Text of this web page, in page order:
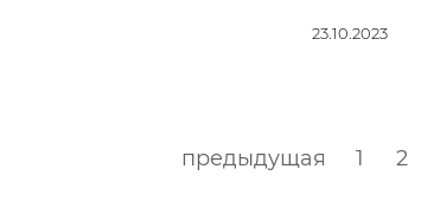
23.10.2023
предыдущая 1 2